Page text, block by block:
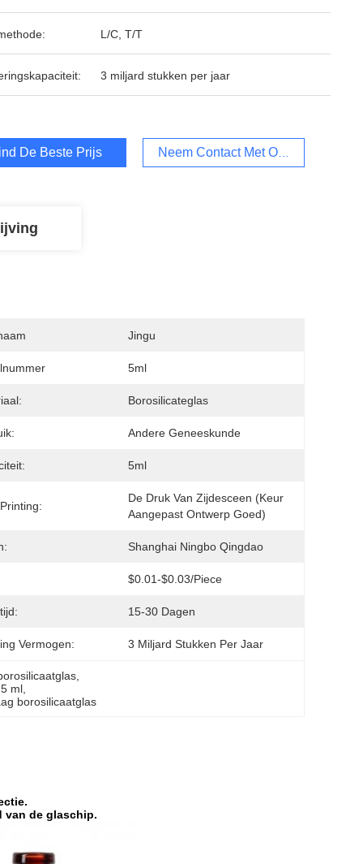
L/C, T/T
3 miljard stukken per jaar
De Beste Prijs Neem Contact Met Ons Op
Jingu
5ml
Borosilicateglas
Andere Geneeskunde
5ml
De Druk Van Zijdesceen (keur
Aangepast Ontwerp Goed)
Shanghai Ningbo Qingdao
$0.01-$0.03/piece
15-30 Dagen
Vermogen: 3 Miljard Stukken Per Jaar
ml
borosilicaatglas
van de glaschip.